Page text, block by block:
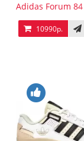
Adidas Forum
10990р.